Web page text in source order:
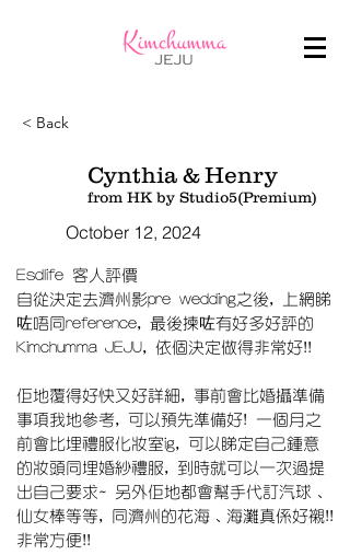
< Back
Cynthia & Henry
from HK by Studio5(Premium)
October 12, 2024
Esdlife 客人評價
自從決定去濟州影pre wedding之後, 上網睇
咗唔同reference, 最後揀咗有好多好評的
Kimchumma JEJU, 依個決定做得非常好!!
佢地覆得好快又好詳細, 事前會比婚攝準備
事項我地參考, 可以預先準備好! 一個月之
前會比埋禮服化妝室ig, 可以睇定自己鍾意
的妝頭同埋婚紗禮服, 到時就可以一次過提
出自己要求~ 另外佢地都會幫手代訂汽球﹑
仙女棒等等, 同濟州的花海﹑海灘真係好襯!!
非常方便!!